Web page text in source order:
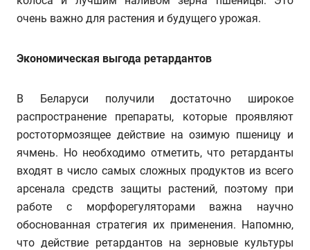
очень важно для растения и будущего урожая.
Экономическая выгода ретардантов
В Беларуси получили достаточно широкое
распространение препараты, которые проявляют
ростотормозящее действие на озимую пшеницу и
ячмень. Но необходимо отметить, что ретарданты
входят в число самых сложных продуктов из всего
арсенала средств защиты растений, поэтому при
работе с морфорегуляторами важна научно
обоснованная стратегия их применения. Напомню,
что действие ретардантов на зерновые культуры